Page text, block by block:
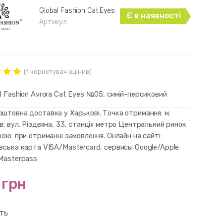
Global Fashion Cat Eyes
Артикул:
Є в наявності
of
on
(1 користувач оцінив)
Fashion Avrora Cat Eyes №05, синій-персиковий
доставка у Харькові. Точка отримання: м.
вул. Різдвяна, 33, станція метро Центральний ринок
при отриманні замовлення. Онлайн на сайті:
карта VISA/Mastercard, сервисы Google/Apple